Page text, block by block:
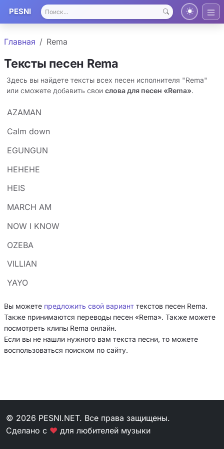
PESNI
Главная Rema
Тексты песен Rema
Здесь вы найдете тексты всех песен исполнителя "Rema"
или сможете добавить свои слова для песен «Rema».
AZAMAN
Calm down
EGUNGUN
HEHEHE
HEIS
MARCH AM
NOW I KNOW
OZEBA
VILLIAN
YAYO
Вы можете предложить свой вариант текстов песен Rema.
Также принимаются переводы песен «Rema». Также можете
посмотреть клипы Rema онлайн.
Если вы не нашли нужного вам текста песни, то можете
воспользоваться поиском по сайту.
© 2026 PESNI.NET. Все права защищены.
Сделано с ❤ для любителей музыки